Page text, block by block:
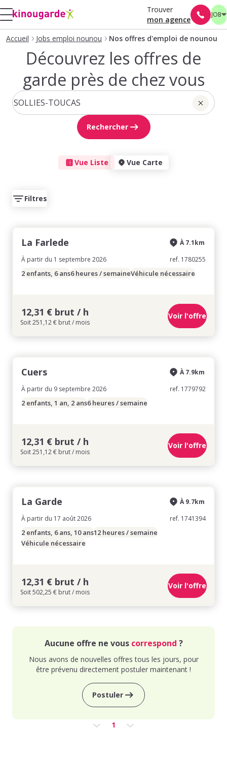
Trouver
mon agence
JOB
Accueil Jobs emploi nounou Nos offres d'emploi de nounou
Découvrez les offres de
garde près de chez vous
Rechercher
Vue Liste Vue Carte
Filtres
La Farlede
À partir du 1 septembre 2026
À 7.1km
ref. 1780255
2 enfants, 6 ans6 heures / semaineVéhicule nécessaire
12,31 € brut / h
Soit 251,12 € brut / mois
Voir l'offre
Cuers
À partir du 9 septembre 2026
À 7.9km
ref. 1779792
2 enfants, 1 an, 2 ans6 heures / semaine
12,31 € brut / h
Soit 251,12 € brut / mois
Voir l'offre
La Garde
À partir du 17 août 2026
À 9.7km
ref. 1741394
2 enfants, 6 ans, 10 ans12 heures / semaine
Véhicule nécessaire
12,31 € brut / h
Soit 502,25 € brut / mois
Voir l'offre
Aucune offre ne vous correspond ?
Nous avons de nouvelles offres tous les jours, pour
être prévenu directement postuler maintenant !
Postuler
1